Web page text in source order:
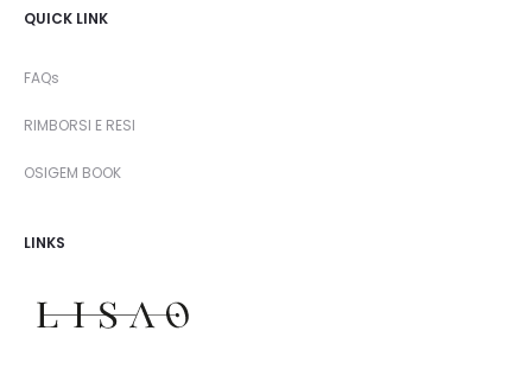
QUICK LINK
FAQs
RIMBORSI E RESI
OSIGEM BOOK
LINKS